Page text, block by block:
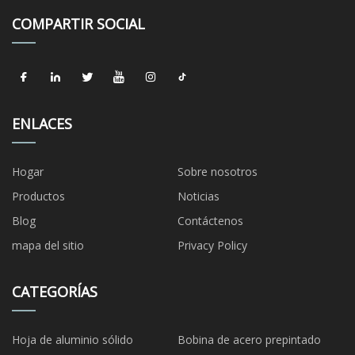
COMPARTIR SOCIAL
ENLACES
Hogar
Sobre nosotros
Productos
Noticias
Blog
Contáctenos
mapa del sitio
Privacy Policy
CATEGORÍAS
Hoja de aluminio sólido Bobina de acero prepintado